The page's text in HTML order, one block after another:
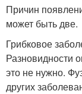
Причин
может быть две.
Грибковое
Разновидности
это не нужно.
других